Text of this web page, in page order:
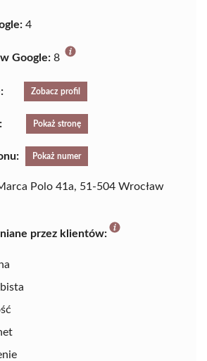
4
Google: 8
Zobacz profil
Pokaż stronę
Pokaż numer
Polo 41a, 51-504 Wrocław
przez klientów: